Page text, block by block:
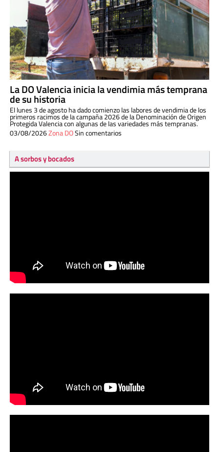
La DO Valencia inicia la vendimia más temprana
de su historia
El lunes 3 de agosto ha dado comienzo las labores de vendimia de los
primeros racimos de la campaña 2026 de la Denominación de Origen
Protegida Valencia con algunas de las variedades más tempranas.
03/08/2026Zona DOSin comentarios
A sorbos y bocados